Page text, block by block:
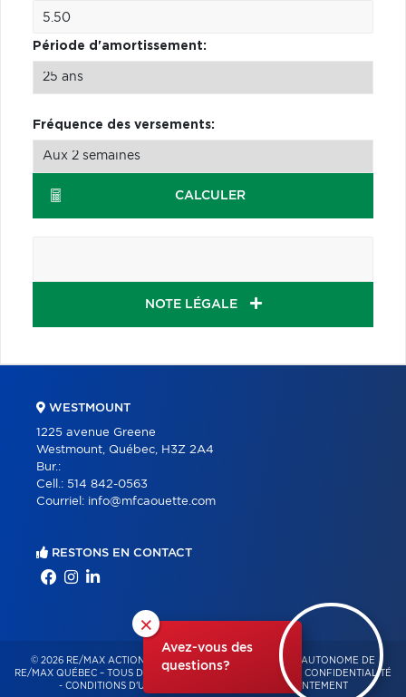
Période d'amortissement:
Fréquence des versements:
CALCULER
NOTE LÉGALE
×
Avez-vous des
questions?
WESTMOUNT
1225 avenue Greene
Westmount, Québec, H3Z 2A4
Bur.:
Cell.: 514 842-0563
Courriel: info@mfcaouette.com
RESTONS EN CONTACT
© 2026 RE/MAX ACTION – FRANCHISÉ INDÉPENDANT ET AUTONOME DE
RE/MAX QUÉBEC – TOUS DROITS RÉSERVÉS -
POLITIQUE DE CONFIDENTIALITÉ
- CONDITIONS D'UTILISATION GESTION DU CONSENTEMENT